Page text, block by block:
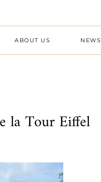
ABOUT US NEWS
la Tour Eiffel